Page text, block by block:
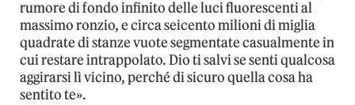
rumore di fondo infinito delle luci fluorescenti al
massimo ronzio, e circa seicento milioni di miglia
quadrate di stanze vuote segmentate casualmente in
cui restare intrappolato. Dio ti salvi se senti qualcosa
aggirarsi lì vicino, perché di sicuro quella cosa ha
sentito te».